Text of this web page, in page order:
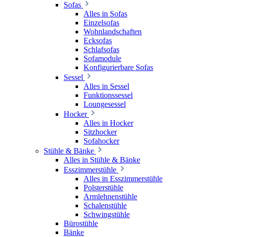
Sofas
Alles in Sofas
Einzelsofas
Wohnlandschaften
Ecksofas
Schlafsofas
Sofamodule
Konfigurierbare Sofas
Sessel
Alles in Sessel
Funktionssessel
Loungesessel
Hocker
Alles in Hocker
Sitzhocker
Sofahocker
Stühle & Bänke
Alles in Stühle & Bänke
Esszimmerstühle
Alles in Esszimmerstühle
Polsterstühle
Armlehnenstühle
Schalenstühle
Schwingstühle
Bürostühle
Bänke